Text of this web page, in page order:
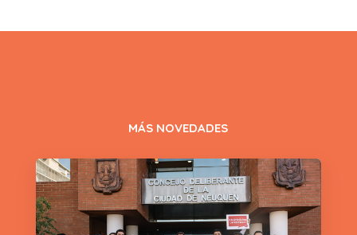
MÁS NOVEDADES